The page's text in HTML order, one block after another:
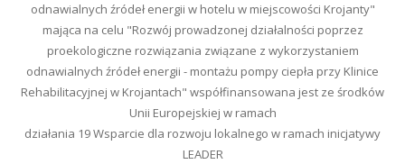
odnawialnych źródeł energii w hotelu w miejscowości Krojanty"
mająca na celu "Rozwój prowadzonej działalności poprzez
proekologiczne rozwiązania związane z wykorzystaniem
odnawialnych źródeł energii - montażu pompy ciepła przy Klinice
Rehabilitacyjnej w Krojantach" współfinansowana jest ze środków
Unii Europejskiej w ramach
działania 19 Wsparcie dla rozwoju lokalnego w ramach inicjatywy
LEADER